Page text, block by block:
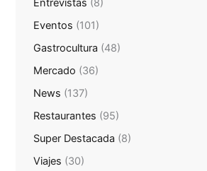
Entrevistas (8)
Eventos (101)
Gastrocultura (48)
Mercado (36)
News (137)
Restaurantes (95)
Super Destacada (8)
Viajes (30)